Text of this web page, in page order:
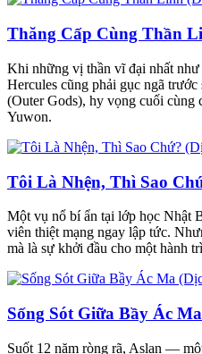
Thăng Cấp Cùng Thần
Khi những vị thần vĩ đại nhất
Hercules cũng phải gục ngã
(Outer Gods), hy vọng cuối cùng
Yuwon.
Tôi Là Nhện, Thì Sao
Một vụ nổ bí ẩn tại lớp học Nhật
viên thiệt mạng ngay lập tức.
mà là sự khởi đầu cho một hành
Sống Sót Giữa Bầy Ác
Suốt 12 năm ròng rã, Aslan —